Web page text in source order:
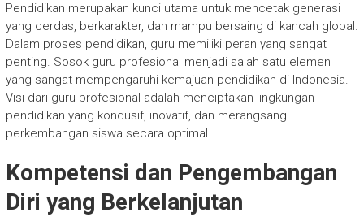
Pendidikan merupakan kunci utama untuk mencetak generasi
yang cerdas, berkarakter, dan mampu bersaing di kancah global.
Dalam proses pendidikan, guru memiliki peran yang sangat
penting. Sosok guru profesional menjadi salah satu elemen
yang sangat mempengaruhi kemajuan pendidikan di Indonesia.
Visi dari guru profesional adalah menciptakan lingkungan
pendidikan yang kondusif, inovatif, dan merangsang
perkembangan siswa secara optimal.
Kompetensi dan Pengembangan
Diri yang Berkelanjutan